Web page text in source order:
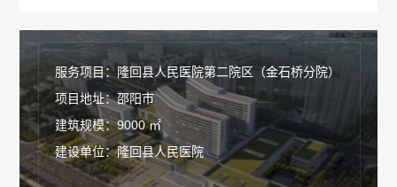
服务项目：隆回县人民医院第二院区（金石桥分院）
项目地址：邵阳市
建筑规模：9000 ㎡
建设单位：隆回县人民医院